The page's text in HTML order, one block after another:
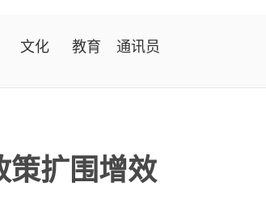
文化 教育 通讯员
策扩围增效